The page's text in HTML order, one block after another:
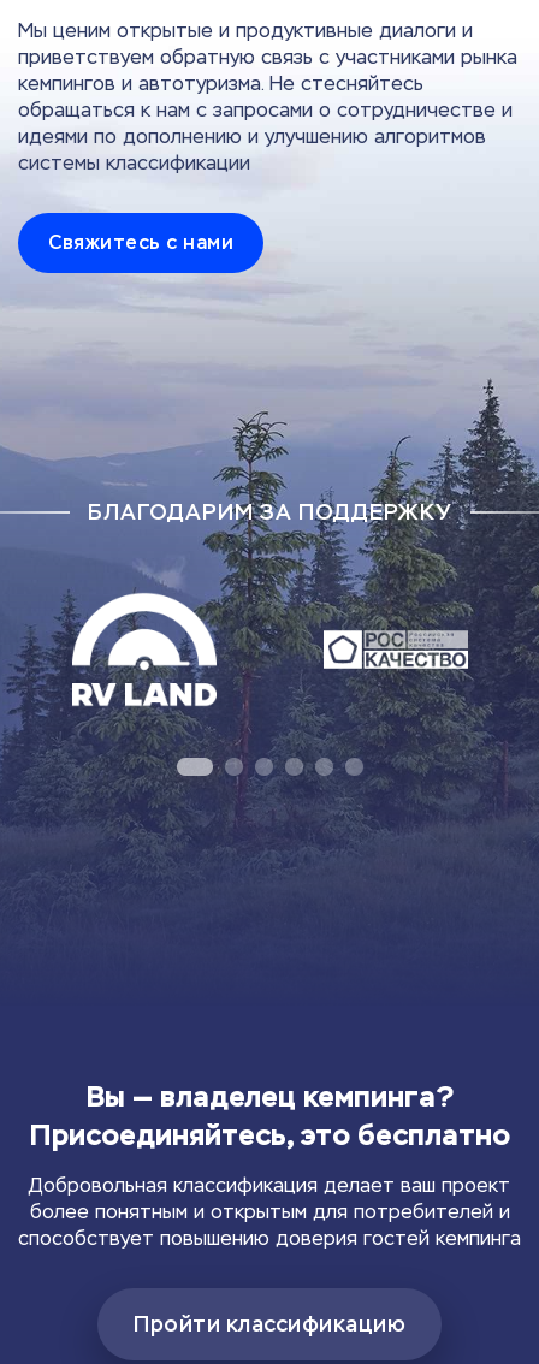
Мы ценим открытые и продуктивные диалоги и
приветствуем обратную связь с участниками рынка
кемпингов и автотуризма. Не стесняйтесь
обращаться к нам с запросами о сотрудничестве и
идеями по дополнению и улучшению алгоритмов
системы классификации
Свяжитесь с нами
БЛАГОДАРИМ ЗА ПОДДЕРЖКУ
Вы — владелец кемпинга?
Присоединяйтесь, это бесплатно
Добровольная классификация делает ваш проект
более понятным и открытым для потребителей и
способствует повышению доверия гостей кемпинга
Пройти классификацию